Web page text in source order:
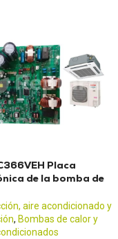
Placa
de la bomba de
aire acondicionado y
, Bombas de calor y